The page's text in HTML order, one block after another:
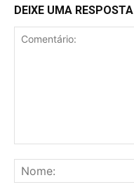
DEIXE UMA RESPOSTA